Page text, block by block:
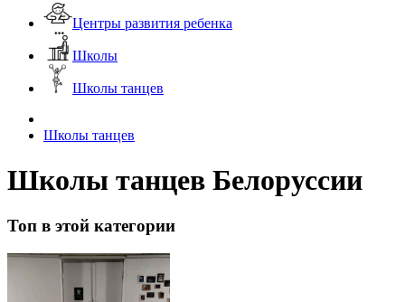
Центры развития ребенка
Школы
Школы танцев
Школы танцев
Школы танцев Белоруссии
Топ в этой категории